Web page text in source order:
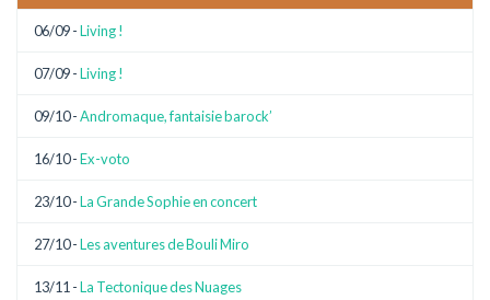
06/09 -Living !
07/09 -Living !
09/10 -Andromaque, fantaisie barock’
16/10 -Ex-voto
23/10 -La Grande Sophie en concert
27/10 -Les aventures de Bouli Miro
13/11 -La Tectonique des Nuages